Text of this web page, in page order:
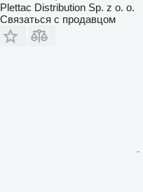
Plettac Distribution Sp. z o. o.
Связаться с продавцом